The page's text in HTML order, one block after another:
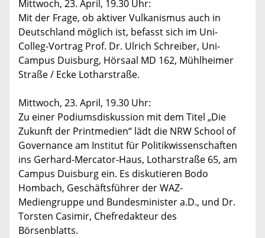
Mittwoch, 23. April, 19.30 Uhr:
Mit der Frage, ob aktiver Vulkanismus auch in
Deutschland möglich ist, befasst sich im Uni-
Colleg-Vortrag Prof. Dr. Ulrich Schreiber, Uni-
Campus Duisburg, Hörsaal MD 162, Mühlheimer
Straße / Ecke Lotharstraße.
Mittwoch, 23. April, 19.30 Uhr:
Zu einer Podiumsdiskussion mit dem Titel „Die
Zukunft der Printmedien“ lädt die NRW School of
Governance am Institut für Politikwissenschaften
ins Gerhard-Mercator-Haus, Lotharstraße 65, am
Campus Duisburg ein. Es diskutieren Bodo
Hombach, Geschäftsführer der WAZ-
Mediengruppe und Bundesminister a.D., und Dr.
Torsten Casimir, Chefredakteur des
Börsenblatts.